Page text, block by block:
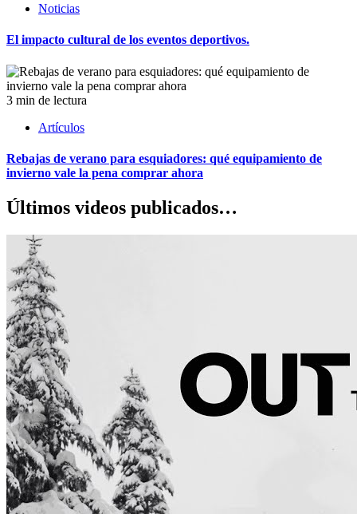
Noticias
El impacto cultural de los eventos deportivos.
3 min de lectura
Artículos
Rebajas de verano para esquiadores: qué equipamiento de
invierno vale la pena comprar ahora
Últimos videos publicados…